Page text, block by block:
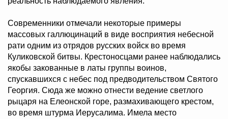
Современники отмечали некоторые примеры
массовых галлюцинаций в виде восприятия небесной
рати одним из отрядов русских войск во время
Куликовской битвы. Крестоносцами ранее наблюдались
якобы закованные в латы группы воинов,
спускавшихся с небес под предводительством Святого
Георгия. Сюда же можно отнести ведение светлого
рыцаря на Елеонской горе, размахивающего крестом,
во время штурма Иерусалима. Имела место